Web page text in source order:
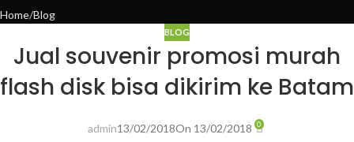
Home Blog
BLOG
Jual souvenir promosi murah
flash disk bisa dikirim ke Batam
admin13/02/2018On 13/02/2018 0